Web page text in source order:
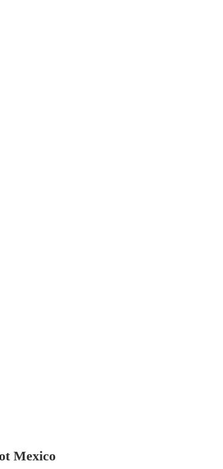
Mexico